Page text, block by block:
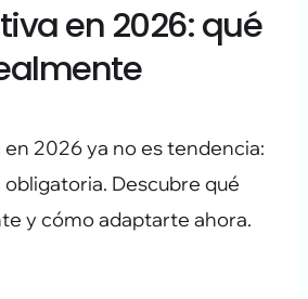
en 2026: qué
2026 ya no es tendencia:
Descubre qué
y cómo adaptarte ahora.